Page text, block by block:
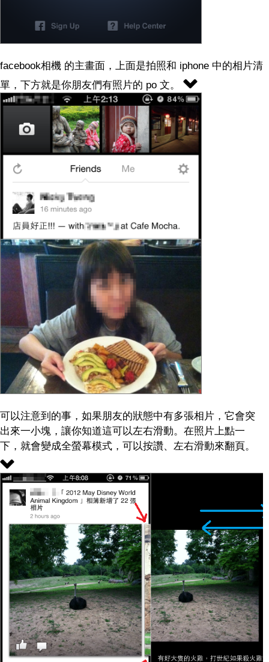
facebook相機 的主畫面，上面是拍照和 iphone 中的相片清
單，下方就是你朋友們有照片的 po 文。
可以注意到的事，如果朋友的狀態中有多張相片，它會突
出來一小塊，讓你知道這可以左右滑動。在照片上點一
下，就會變成全螢幕模式，可以按讚、左右滑動來翻頁。